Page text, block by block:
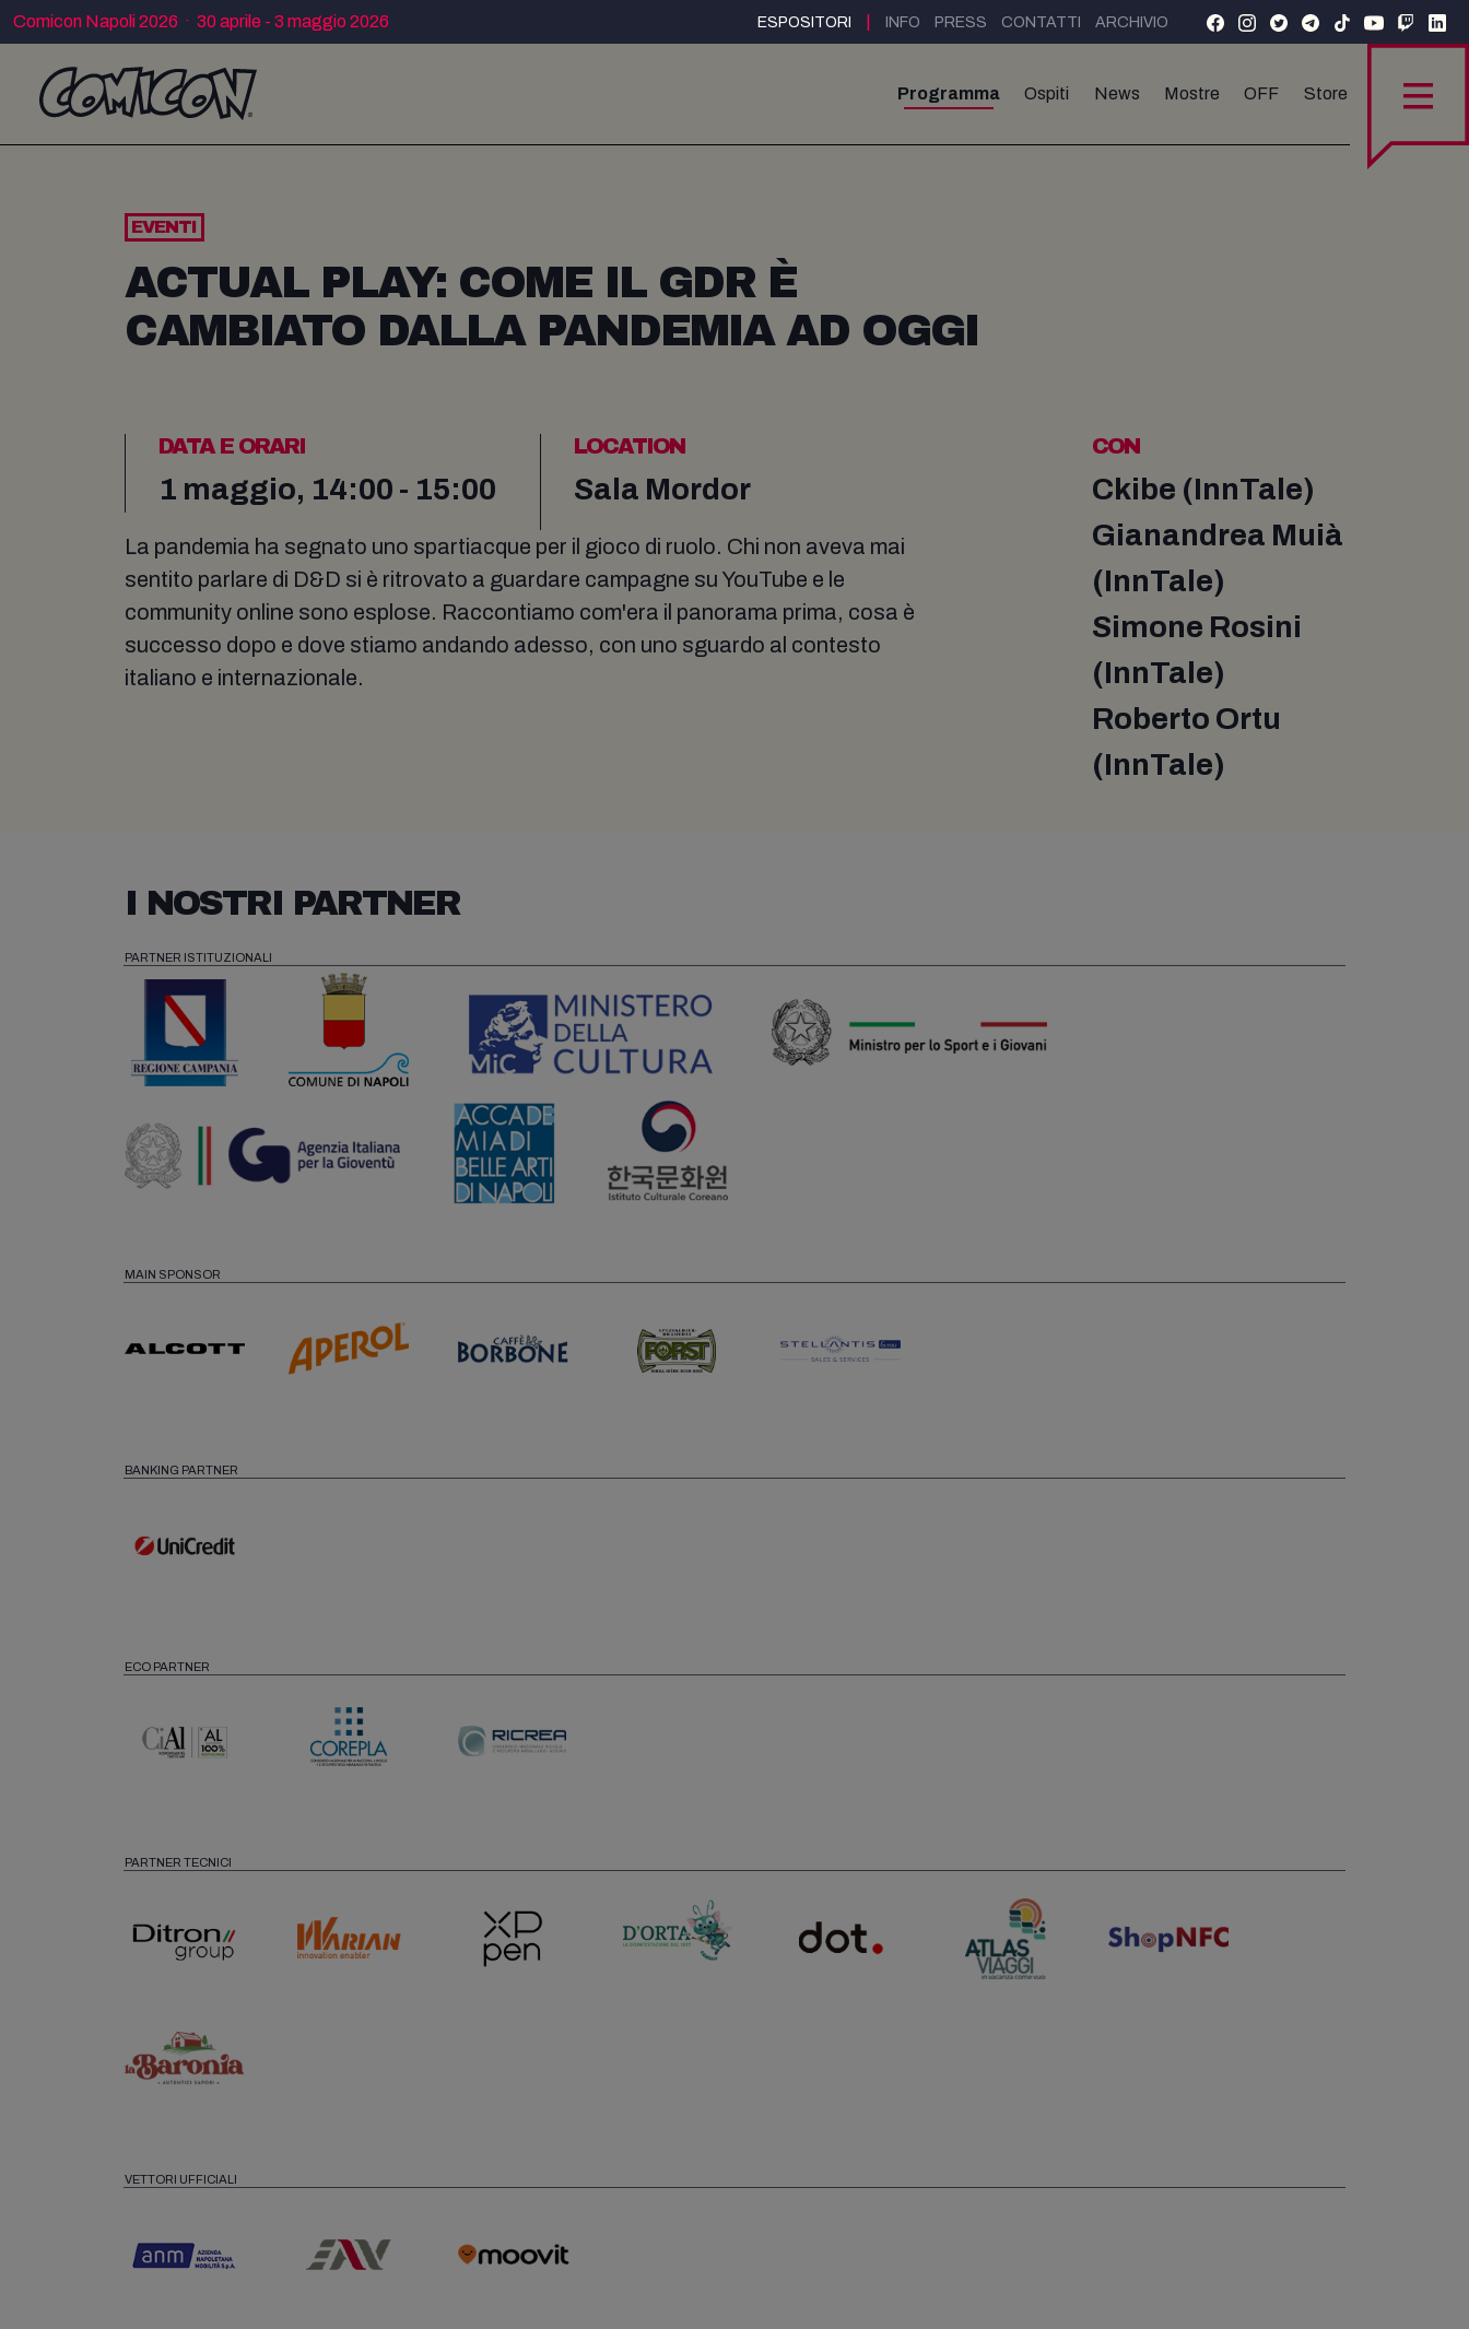
Comicon Napoli 2026 · 30 aprile - 3 maggio 2026 ESPOSITORI INFO PRESS CONTATTI ARCHIVIO
Programma Ospiti News Mostre OFF Store
EVENTI
ACTUAL PLAY: COME IL GDR È
CAMBIATO DALLA PANDEMIA AD OGGI
DATA E ORARI
1 maggio, 14:00 - 15:00
LOCATION
Sala Mordor
La pandemia ha segnato uno spartiacque per il gioco di ruolo. Chi non aveva mai
sentito parlare di D&D si è ritrovato a guardare campagne su YouTube e le
community online sono esplose. Raccontiamo com'era il panorama prima, cosa è
successo dopo e dove stiamo andando adesso, con uno sguardo al contesto
italiano e internazionale.
CON
Ckibe (InnTale)
Gianandrea Muià
(InnTale)
Simone Rosini
(InnTale)
Roberto Ortu
(InnTale)
I NOSTRI PARTNER
PARTNER ISTITUZIONALI
MAIN SPONSOR
BANKING PARTNER
ECO PARTNER
PARTNER TECNICI
VETTORI UFFICIALI